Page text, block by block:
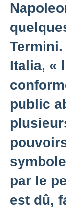
Termini.
Italia, «
public
par le
est dû,